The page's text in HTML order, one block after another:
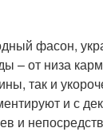
фасон,
– от низа
так и
и с
и